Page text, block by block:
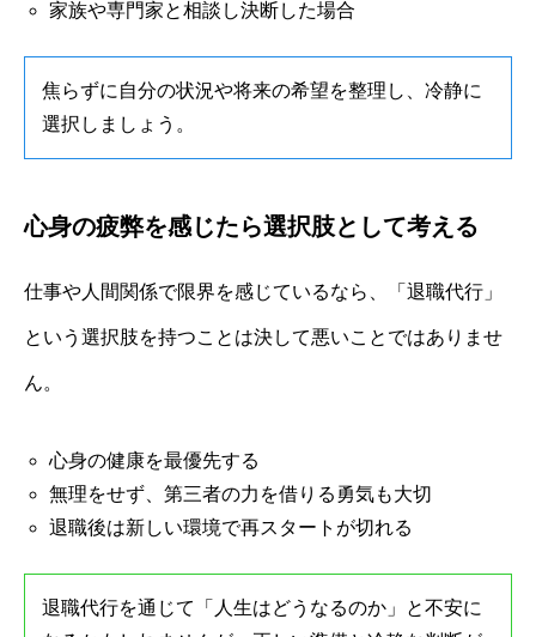
家族や専門家と相談し決断した場合
焦らずに自分の状況や将来の希望を整理し、冷静に
選択しましょう。
心身の疲弊を感じたら選択肢として考える
仕事や人間関係で限界を感じているなら、「退職代行」
という選択肢を持つことは決して悪いことではありませ
ん。
心身の健康を最優先する
無理をせず、第三者の力を借りる勇気も大切
退職後は新しい環境で再スタートが切れる
退職代行を通じて「人生はどうなるのか」と不安に